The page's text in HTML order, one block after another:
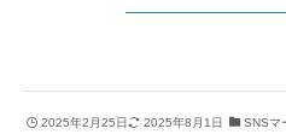
2025年2月25日 2025年8月1日 SNSマ